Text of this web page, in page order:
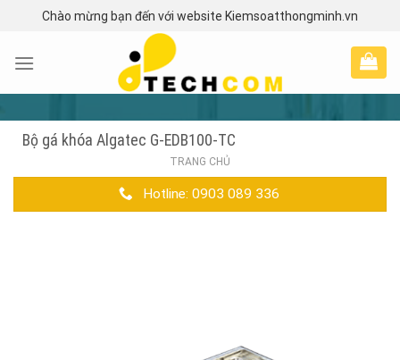
content
Chào mừng bạn đến với website Kiemsoatthongminh.vn
Bộ gá khóa Algatec G-EDB100-TC
TRANG CHỦ
Hotline: 0903 089 336